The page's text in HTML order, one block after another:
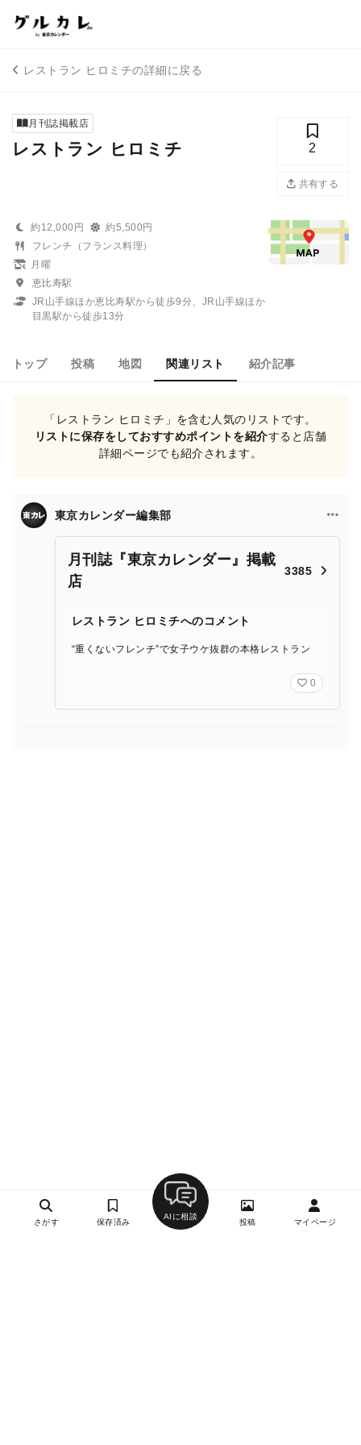
レストラン ヒロミチの詳細に戻る
月刊誌掲載店
レストラン ヒロミチ 2
共有する
約12,000円
約5,500円
フレンチ（フランス料理）
月曜
恵比寿駅
JR山手線ほか恵比寿駅から徒歩9分、JR山手線ほか
目黒駅から徒歩13分
トップ 投稿 地図 関連リスト 紹介記事
「レストラン ヒロミチ」を含む人気のリストです。
リストに保存をしておすすめポイントを紹介すると店舗
詳細ページでも紹介されます。
東京カレンダー編集部
月刊誌『東京カレンダー』掲載
店
3385
レストラン ヒロミチへのコメント
“重くないフレンチ”で女子ウケ抜群の本格レストラン
0
さがす 保存済み
AIに相談
投稿 マイページ